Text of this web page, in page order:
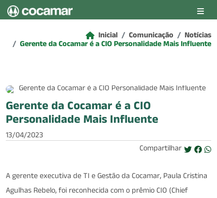
Inicial Comunicação Notícias
Gerente da Cocamar é a CIO Personalidade Mais Influente
Gerente da Cocamar é a CIO
Personalidade Mais Influente
13/04/2023
Compartilhar
A gerente executiva de TI e Gestão da Cocamar, Paula Cristina
Agulhas Rebelo, foi reconhecida com o prêmio CIO (Chief